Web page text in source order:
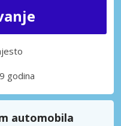
godina
automobila